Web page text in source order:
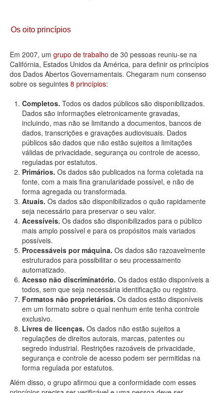
Os oito princípios
Em 2007, um grupo de trabalho de 30 pessoas reuniu-se na
Califórnia, Estados Unidos da América, para definir os princípios
dos Dados Abertos Governamentais. Chegaram num consenso
sobre os seguintes 8 princípios:
Completos. Todos os dados públicos são disponibilizados.
Dados são informações eletronicamente gravadas,
incluindo, mas não se limitando a documentos, bancos de
dados, transcrições e gravações audiovisuais. Dados
públicos são dados que não estão sujeitos a limitações
válidas de privacidade, segurança ou controle de acesso,
reguladas por estatutos.
Primários. Os dados são publicados na forma coletada na
fonte, com a mais fina granularidade possível, e não de
forma agregada ou transformada.
Atuais. Os dados são disponibilizados o quão rapidamente
seja necessário para preservar o seu valor.
Acessíveis. Os dados são disponibilizados para o público
mais amplo possível e para os propósitos mais variados
possíveis.
Processáveis por máquina. Os dados são razoavelmente
estruturados para possibilitar o seu processamento
automatizado.
Acesso não discriminatório. Os dados estão disponíveis a
todos, sem que seja necessária identificação ou registro.
Formatos não proprietários. Os dados estão disponíveis
em um formato sobre o qual nenhum ente tenha controle
exclusivo.
Livres de licenças. Os dados não estão sujeitos a
regulações de direitos autorais, marcas, patentes ou
segredo industrial. Restrições razoáveis de privacidade,
segurança e controle de acesso podem ser permitidas na
forma regulada por estatutos.
Além disso, o grupo afirmou que a conformidade com esses